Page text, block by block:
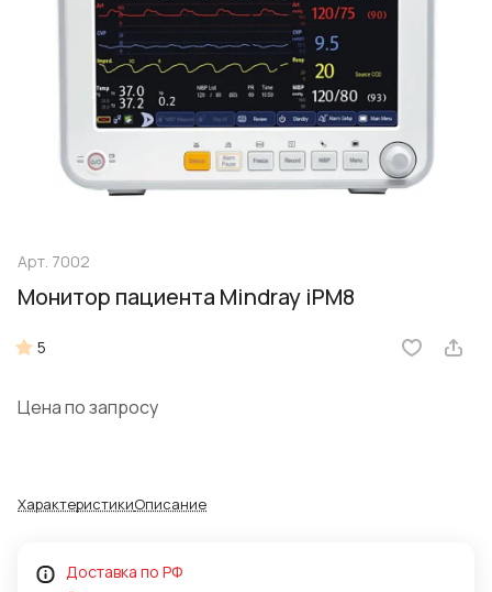
Арт. 7002
Монитор пациента Mindray iPM8
5
Цена по запросу
ХарактеристикиОписание
Доставка по РФ